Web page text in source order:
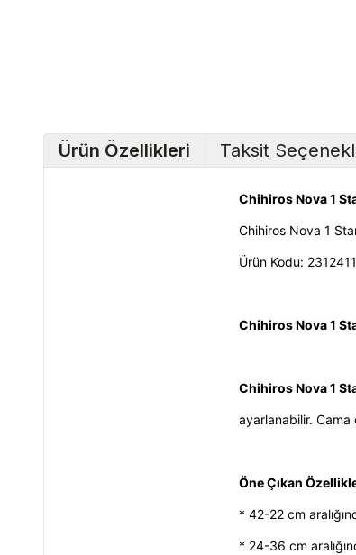
Ürün Özellikleri Taksit
Chihiros Nova 1
Chihiros Nova 1
Ürün Kodu: 2312411
Chihiros Nova 1
Chihiros Nova 1
ayarlanabilir.
Öne Çıkan
* 42-22 cm
* 24-36 cm